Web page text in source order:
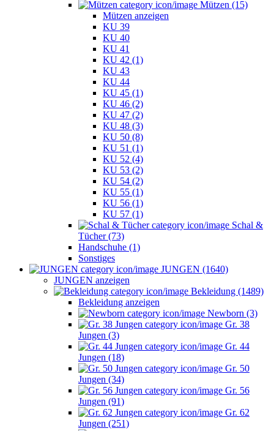
Mützen (15)
Mützen anzeigen
KU 39
KU 40
KU 41
KU 42 (1)
KU 43
KU 44
KU 45 (1)
KU 46 (2)
KU 47 (2)
KU 48 (3)
KU 50 (8)
KU 51 (1)
KU 52 (4)
KU 53 (2)
KU 54 (2)
KU 55 (1)
KU 56 (1)
KU 57 (1)
Schal &
Tücher (73)
Handschuhe (1)
Sonstiges
JUNGEN (1640)
JUNGEN anzeigen
Bekleidung (1489)
Bekleidung anzeigen
Newborn (3)
Gr. 38
Jungen (3)
Gr. 44
Jungen (18)
Gr. 50
Jungen (34)
Gr. 56
Jungen (91)
Gr. 62
Jungen (251)